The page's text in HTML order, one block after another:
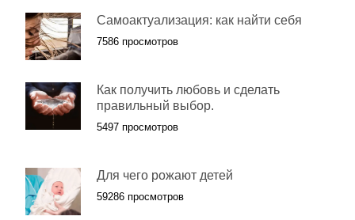
Самоактуализация: как найти себя
7586 просмотров
Как получить любовь и сделать
правильный выбор.
5497 просмотров
Для чего рожают детей
59286 просмотров